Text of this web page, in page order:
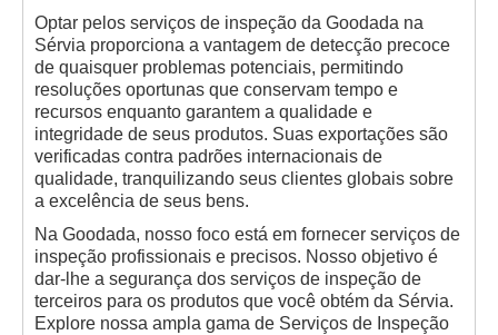
Optar pelos serviços de inspeção da Goodada na
Sérvia proporciona a vantagem de detecção precoce
de quaisquer problemas potenciais, permitindo
resoluções oportunas que conservam tempo e
recursos enquanto garantem a qualidade e
integridade de seus produtos. Suas exportações são
verificadas contra padrões internacionais de
qualidade, tranquilizando seus clientes globais sobre
a excelência de seus bens.
Na Goodada, nosso foco está em fornecer serviços de
inspeção profissionais e precisos. Nosso objetivo é
dar-lhe a segurança dos serviços de inspeção de
terceiros para os produtos que você obtém da Sérvia.
Explore nossa ampla gama de Serviços de Inspeção